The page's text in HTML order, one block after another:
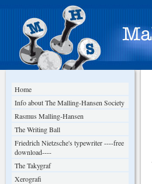
Home
Info about The Malling-Hansen Society
Rasmus Malling-Hansen
The Writing Ball
Friedrich Nietzsche's typewriter ----free
download----
The Takygraf
Xerografi